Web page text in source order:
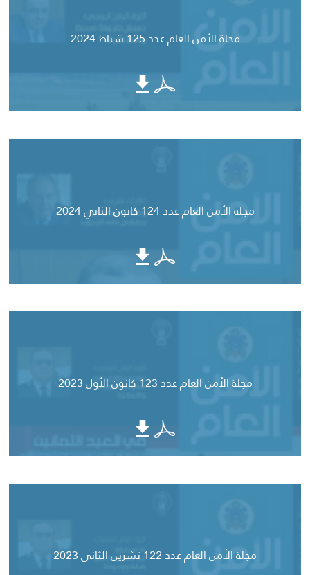
مجلة الأمن العام عدد 125 شباط 2024
مجلة الأمن العام عدد 124 كانون الثاني 2024
مجلة الأمن العام عدد 123 كانون الأول 2023
مجلة الأمن العام عدد 122 تشرين الثاني 2023